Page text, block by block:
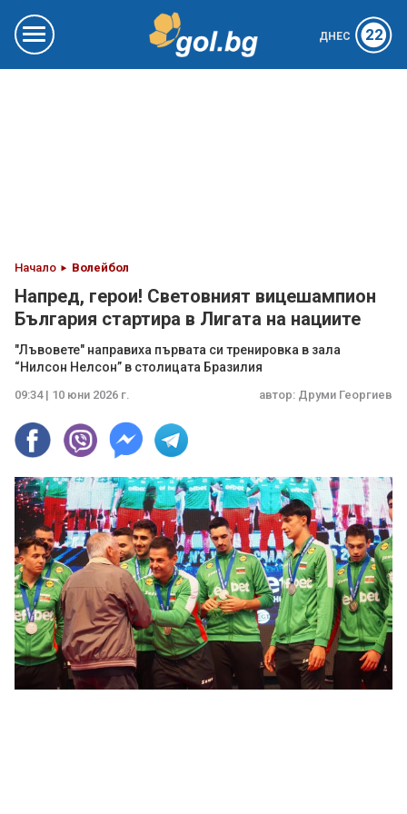
ДНЕС 22
Начало Волейбол
Напред, герои! Световният вицешампион
България стартира в Лигата на нациите
"Лъвовете" направиха първата си тренировка в зала
“Нилсон Нелсон” в столицата Бразилия
09:34 | 10 юни 2026 г. автор: Друми Георгиев